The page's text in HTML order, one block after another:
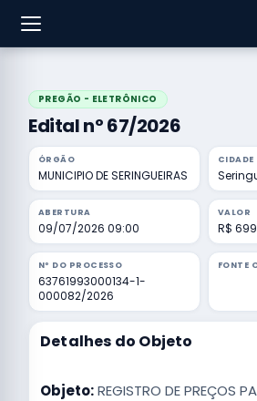
PREGÃO - ELETRÔNICO
Edital nº 67/2026
ÓRGÃO
MUNICIPIO DE SERINGUEIRAS
CIDADE
ABERTURA
09/07/2026 09:00
VALOR
R$
Nº DO PROCESSO
63761993000134-1-
000082/2026
FONTE
Detalhes do Objeto
Objeto:REGISTRO DE PREÇOS